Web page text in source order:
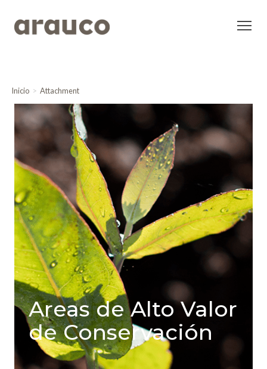
Inicio Attachment
Areas de Alto Valor
de Conservación